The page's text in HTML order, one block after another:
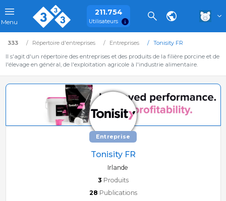
Menu
211.754
Utilisateurs
333 Répertoire d'entreprises Entreprises
Tonisity FR
Il s'agit d'un répertoire des entreprises et des produits de la filière porcine et de
l'élevage en général, de l'exploitation agricole à l'industrie alimentaire.
Entreprise
Tonisity FR
Irlande
3 Produits
28 Publications